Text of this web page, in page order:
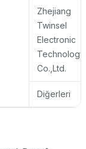
Zhejiang
Twinsel
Electronic
Technology
Co.,Ltd.
Diğerleri